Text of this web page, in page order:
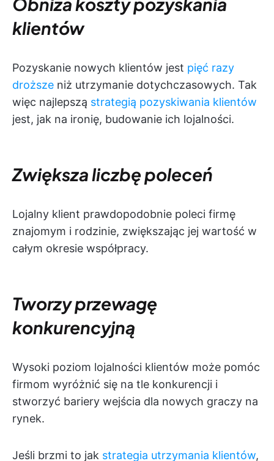
klientów
Pozyskanie nowych klientów jest pięć razy
droższe niż utrzymanie dotychczasowych. Tak
więc najlepszą strategią pozyskiwania klientów
jest, jak na ironię, budowanie ich lojalności.
Zwiększa liczbę poleceń
Lojalny klient prawdopodobnie poleci firmę
znajomym i rodzinie, zwiększając jej wartość w
całym okresie współpracy.
Tworzy przewagę
konkurencyjną
Wysoki poziom lojalności klientów może pomóc
firmom wyróżnić się na tle konkurencji i
stworzyć bariery wejścia dla nowych graczy na
rynek.
Jeśli brzmi to jak strategia utrzymania klientów,